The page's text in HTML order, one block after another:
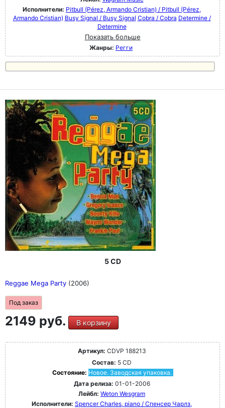
Исполнители: Pitbull (Pérez, Armando Cristian) / Pitbull (Pérez,
Armando Cristian) Busy Signal / Busy Signal Cobra / Cobra Determine /
Determine
Показать больше
Жанры: Регги
5 CD
Reggae Mega Party (2006)
Под заказ
2149 руб. В корзину
Артикул: CDVP 188213
Состав: 5 CD
Состояние: Новое. Заводская упаковка.
Дата релиза: 01-01-2006
Лейбл: Weton Wesgram
Исполнители: Spencer Charles, piano / Спенсер Чарлз,